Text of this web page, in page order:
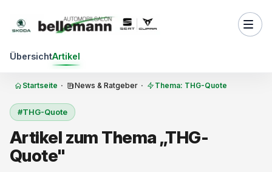
ÜbersichtArtikel
Startseite · News & Ratgeber · Thema: THG-Quote
#THG-Quote
Artikel zum Thema „THG-
Quote"